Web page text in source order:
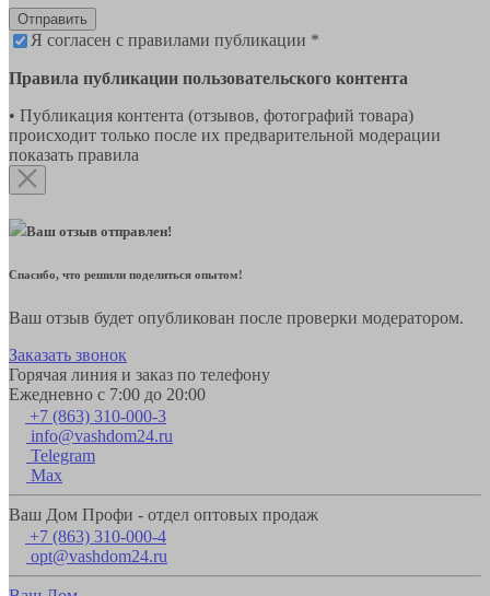
Отправить
Я согласен с правилами публикации *
Правила публикации пользовательского контента
• Публикация контента (отзывов, фотографий товара)
происходит только после их предварительной модерации
показать правила
Ваш отзыв отправлен!
Спасибо, что решили поделиться опытом!
Ваш отзыв будет опубликован после проверки модератором.
Заказать звонок
Горячая линия и заказ по телефону
Ежедневно с 7:00 до 20:00
+7 (863) 310-000-3
info@vashdom24.ru
Telegram
Max
Ваш Дом Профи - отдел оптовых продаж
+7 (863) 310-000-4
opt@vashdom24.ru